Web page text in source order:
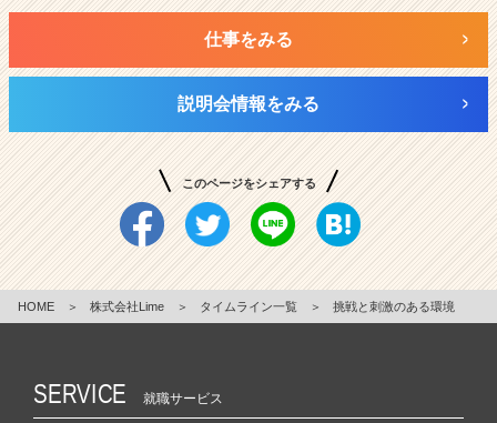
仕事をみる
説明会情報をみる
このページをシェアする
HOME ＞ 株式会社Lime ＞ タイムライン一覧 ＞ 挑戦と刺激のある環境
SERVICE 就職サービス